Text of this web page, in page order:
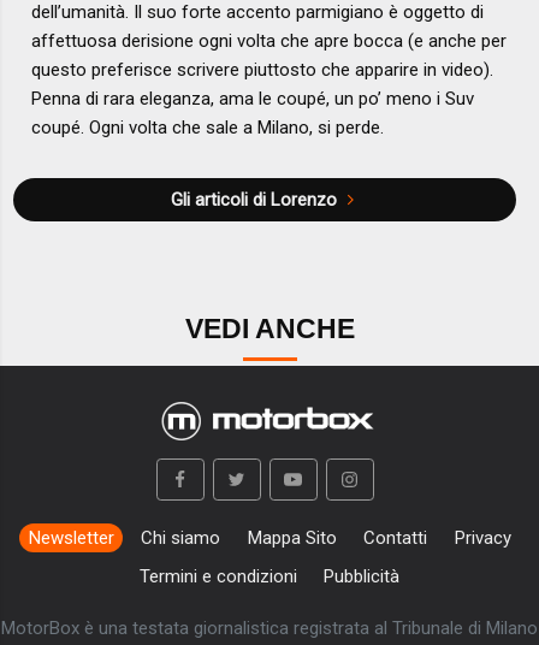
dell’umanità. Il suo forte accento parmigiano è oggetto di
affettuosa derisione ogni volta che apre bocca (e anche per
questo preferisce scrivere piuttosto che apparire in video).
Penna di rara eleganza, ama le coupé, un po’ meno i Suv
coupé. Ogni volta che sale a Milano, si perde.
Gli articoli di Lorenzo
VEDI ANCHE
Newsletter Chi siamo Mappa Sito Contatti
Privacy
Termini e condizioni
Pubblicità
MotorBox è una testata giornalistica registrata al Tribunale di Milano